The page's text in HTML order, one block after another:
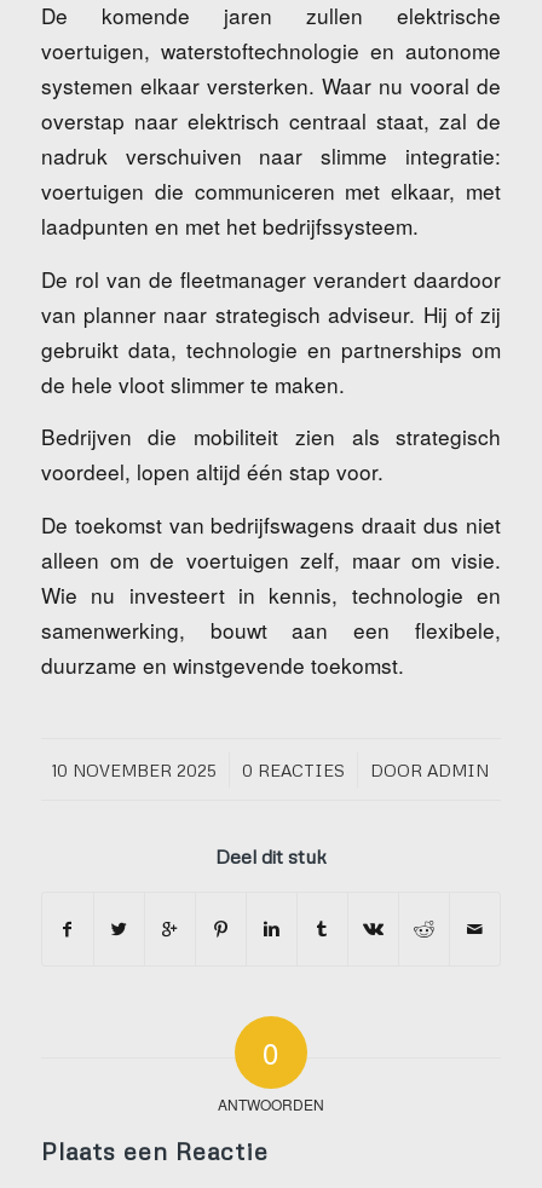
De komende jaren zullen elektrische
voertuigen, waterstoftechnologie en autonome
systemen elkaar versterken. Waar nu vooral de
overstap naar elektrisch centraal staat, zal de
nadruk verschuiven naar slimme integratie:
voertuigen die communiceren met elkaar, met
laadpunten en met het bedrijfssysteem.
De rol van de fleetmanager verandert daardoor
van planner naar strategisch adviseur. Hij of zij
gebruikt data, technologie en partnerships om
de hele vloot slimmer te maken.
Bedrijven die mobiliteit zien als strategisch
voordeel, lopen altijd één stap voor.
De toekomst van bedrijfswagens draait dus niet
alleen om de voertuigen zelf, maar om visie.
Wie nu investeert in kennis, technologie en
samenwerking, bouwt aan een flexibele,
duurzame en winstgevende toekomst.
10 NOVEMBER 2025
/ 0 REACTIES
/ DOORADMIN
Deel dit stuk
0
ANTWOORDEN
Plaats een Reactie